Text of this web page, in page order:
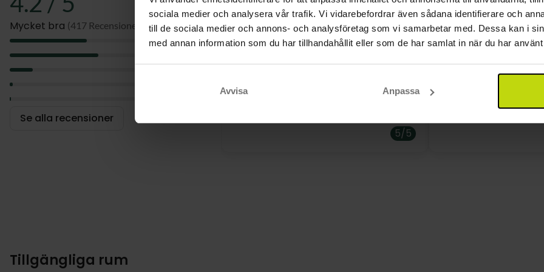
sociala medier och analysera vår trafik. Vi vidarebefordrar även sådana identifierare och
till de sociala medier och annons- och analysföretag som vi samarbetar med. Dessa kan i
med annan information som du har tillhandahållit eller som de har samlat in när du har
Avvisa Anpassa
Mycket bra (417 Recensioner)
5
Se alla recensioner
Maten var 100% ok, med god smak, väl
5/5
Har sedan cirka år
för vistelse 1-2
Tillgängliga rum